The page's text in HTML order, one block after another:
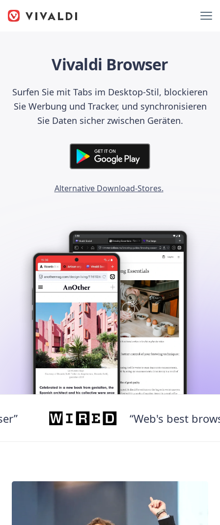
Vivaldi Browser
Surfen Sie mit Tabs im Desktop-Stil, blockieren
Sie Werbung und Tracker, und synchronisieren
Sie Daten sicher zwischen Geräten.
Alternative Download-Stores.
“Web's best browser”